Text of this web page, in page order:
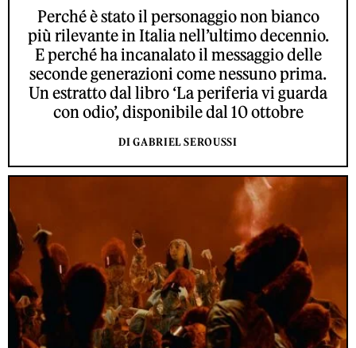
Perché è stato il personaggio non bianco
più rilevante in Italia nell’ultimo decennio.
E perché ha incanalato il messaggio delle
seconde generazioni come nessuno prima.
Un estratto dal libro ‘La periferia vi guarda
con odio’, disponibile dal 10 ottobre
DI GABRIEL SEROUSSI